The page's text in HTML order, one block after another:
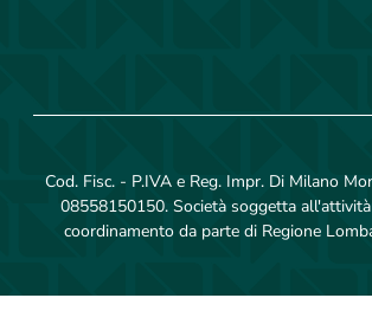
Cod. Fisc. - P.IVA e Reg. Impr. Di Milano
08558150150. Società soggetta
coordinamento da parte di Regione